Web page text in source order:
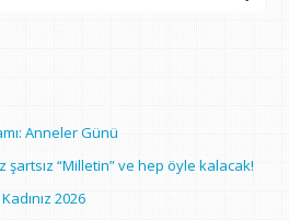
Anneler Günü
şartsız “Milletin” ve hep öyle kalacak!
2026